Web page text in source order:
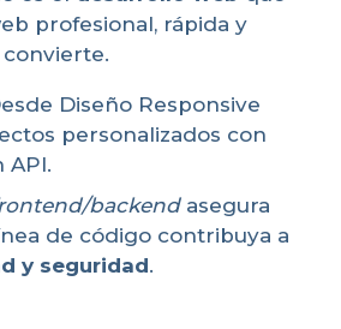
profesional, rápida y
Diseño Responsive
personalizados con
API.
backendasegura
de código contribuya a
y seguridad.